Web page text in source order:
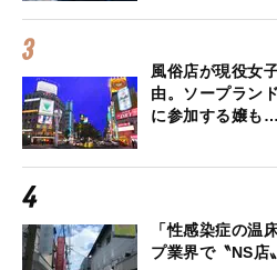
風俗店が現役女
由。ソープラン
に参加する嬢も…
「性感染症の温
プ業界で〝NS店